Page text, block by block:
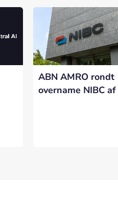
ABN AMRO rondt
overname NIBC af